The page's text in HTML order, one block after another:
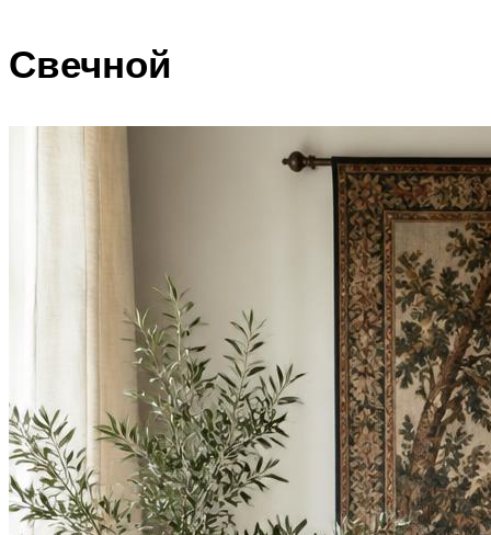
Свечной